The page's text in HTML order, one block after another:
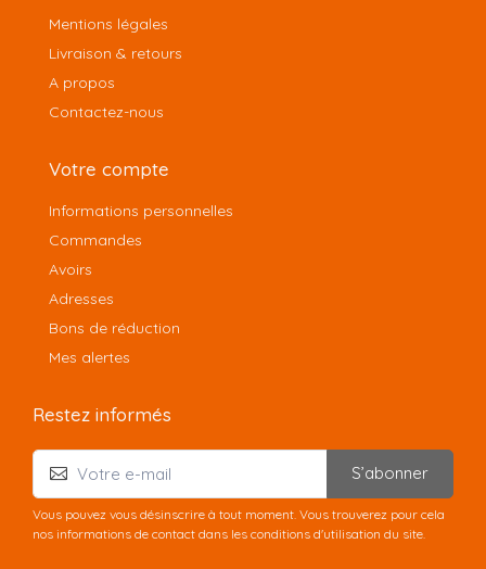
Mentions légales
Livraison & retours
A propos
Contactez-nous
Votre compte
Informations personnelles
Commandes
Avoirs
Adresses
Bons de réduction
Mes alertes
Restez informés
S’abonner
Vous pouvez vous désinscrire à tout moment. Vous trouverez pour cela
nos informations de contact dans les conditions d'utilisation du site.